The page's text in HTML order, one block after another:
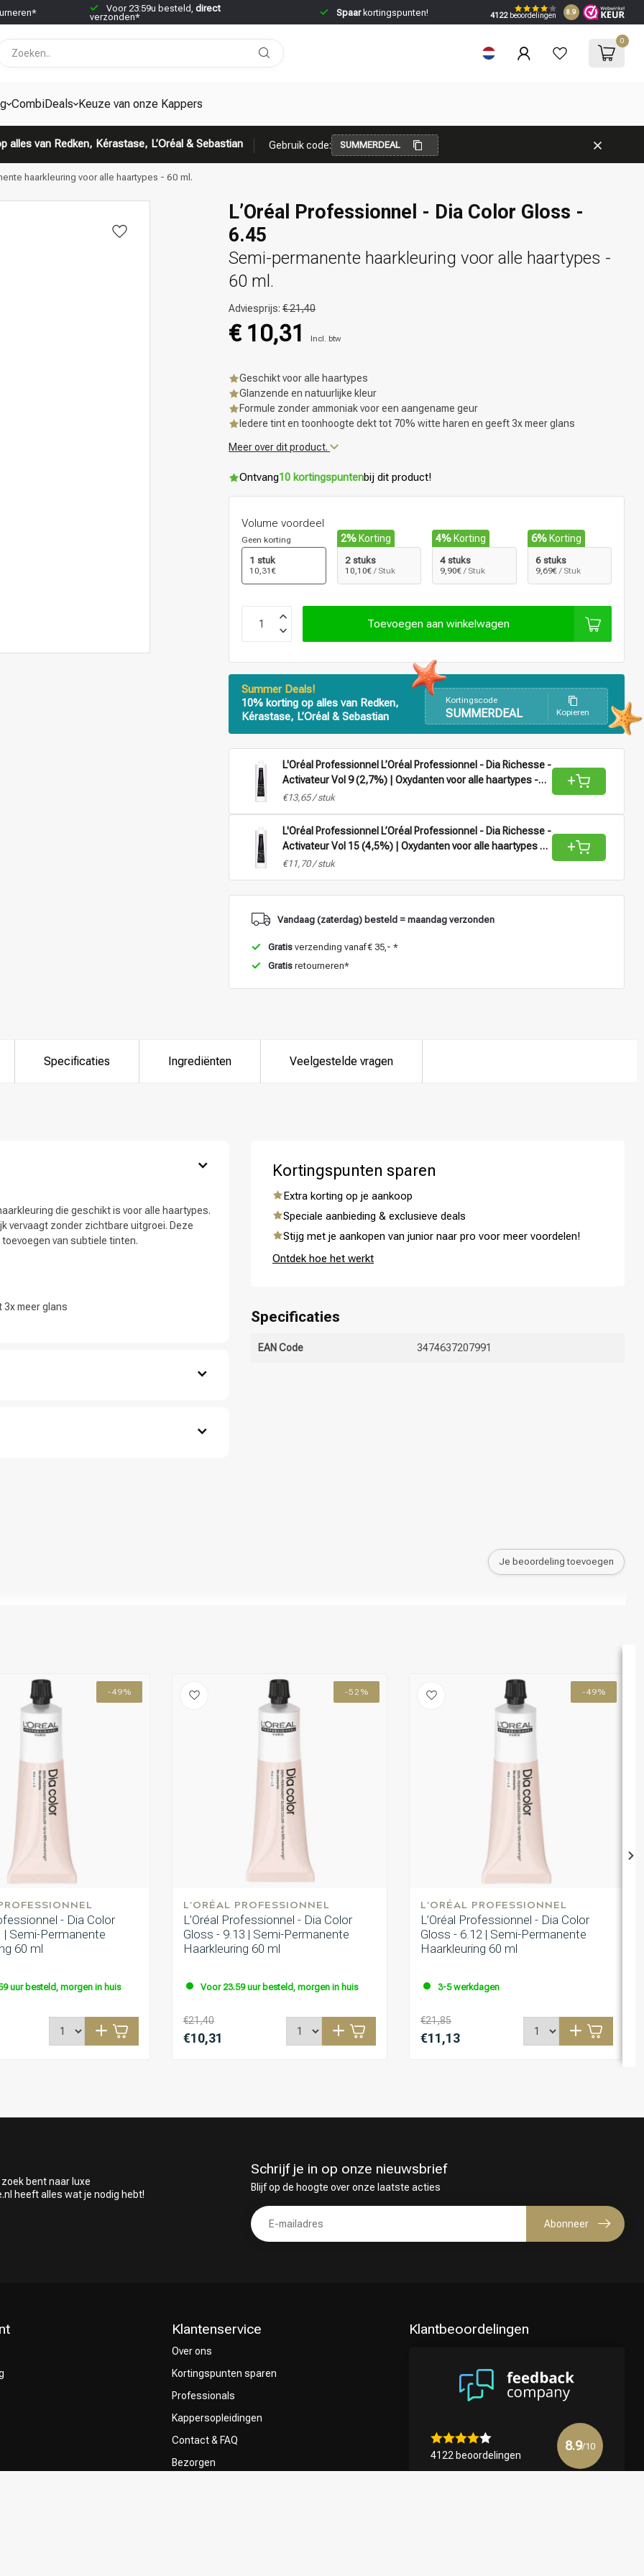
Voor 23:59u besteld, direct
verzonden*
Spaarkortingspunten! 4122beoordelingen 8.9
0
CombiDeals Keuze van onze Kappers
alles van Redken, Kérastase, L’Oréal & Sebastian Gebruik code: SUMMERDEAL
ben jij naar op zoek?
Haarverzorging Haarstyling Haarkleuring
haarkleuring voor alle haartypes - 60 ml.
L’Oréal Professionnel - Dia Color Gloss -
6.45
Semi-permanente haarkleuring voor alle haartypes -
60 ml.
Adviesprijs:€ 21,40
€ 10,31 Incl. btw
Geschikt voor alle haartypes
Glanzende en natuurlijke kleur
Formule zonder ammoniak voor een aangename geur
Iedere tint en toonhoogte dekt tot 70% witte haren en geeft 3x meer glans
Meer over dit product.
Ontvang10 kortingspuntenbij dit product!
Volume voordeel
Geen korting
1 stuk
10,31€
2%Korting
2 stuks
10,10€ / Stuk
4% Korting
4 stuks
9,90€ / Stuk
6%Korting
6 stuks
9,69€ / Stuk
Toevoegen aan winkelwagen
Summer Deals!
10% korting op alles van Redken,
Kérastase, L’Oréal & Sebastian
Kortingscode
SUMMERDEAL Kopieren
L'Oréal Professionnel L’Oréal Professionnel - Dia Richesse -
Activateur Vol 9 (2,7%) | Oxydanten voor alle haartypes -
1L.
€13,65 / stuk
+
L'Oréal Professionnel L’Oréal Professionnel - Dia Richesse -
Activateur Vol 15 (4,5%) | Oxydanten voor alle haartypes -
1L.
€11,70 / stuk
+
Vandaag (zaterdag) besteld = maandag verzonden
Gratis verzending vanaf € 35,- *
Gratis retourneren*
Specificaties Ingrediënten Veelgestelde vragen
die geschikt is voor alle haartypes.
vervaagt zonder zichtbare uitgroei. Deze
van subtiele tinten.
meer glans
2-Amino-3-Hydroxypyridine, 2,6-
2,4-Diamino-5-Methylphenetol, 2,4-
HCl, 2,4-Diamino-5-Methylphenetol
Kortingspunten sparen
Extra korting op je aankoop
Speciale aanbieding & exclusieve deals
Stijg met je aankopen van junior naar pro voor meer voordelen!
Ontdek hoe het werkt
Specificaties
EAN Code 3474637207991
Je beoordeling toevoegen
-49%
- Dia Color
| Semi-Permanente
60 ml
uur besteld, morgen in huis
-52%
L'ORÉAL PROFESSIONNEL
L’Oréal Professionnel - Dia Color
Gloss - 9.13 | Semi-Permanente
Haarkleuring 60 ml
Voor 23.59 uur besteld, morgen in huis
€21,40
€10,31
-49%
L'ORÉAL PROFESSIONNEL
L’Oréal Professionnel - Dia Color
Gloss - 6.12 | Semi-Permanente
Haarkleuring 60 ml
3-5 werkdagen
€21,85
€11,13
bent naar luxe
heeft alles wat je nodig hebt!
Schrijf je in op onze nieuwsbrief
Blijf op de hoogte over onze laatste acties
Abonneer
Klantenservice
Over ons
Kortingspunten sparen
Professionals
Kappersopleidingen
Contact & FAQ
Bezorgen
Klantbeoordelingen
4122 beoordelingen
8.9/10